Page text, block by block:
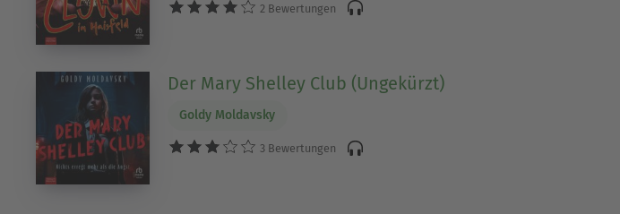
2 Bewertungen
Der Mary Shelley Club (Ungekürzt)
Goldy Moldavsky
3 Bewertungen